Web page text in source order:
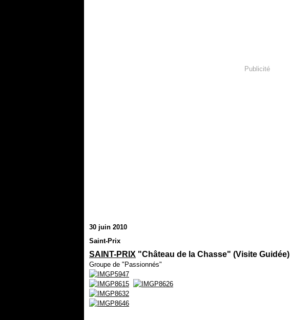
Publicité
30 juin 2010
Saint-Prix
SAINT-PRIX "Château de la Chasse" (Visite Guidée)
Groupe de "Passionnés"